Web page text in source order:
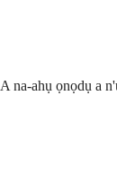
ahụ ọnọdụ a